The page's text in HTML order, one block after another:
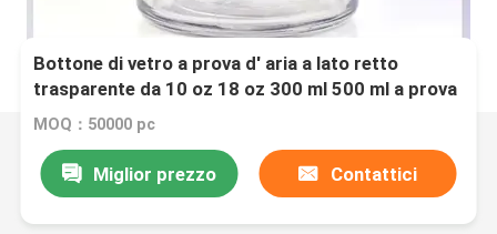
Bottone di vetro a prova d' aria a lato retto
trasparente da 10 oz 18 oz 300 ml 500 ml a prova
di bambini con CR L
MOQ：50000 pc
Miglior prezzo Contattici